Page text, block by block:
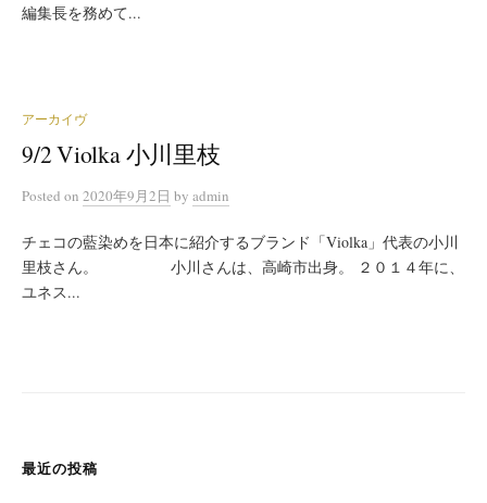
編集長を務めて...
アーカイヴ
9/2 Violka 小川里枝
Posted on 2020年9月2日 by admin
チェコの藍染めを日本に紹介するブランド「Violka」代表の小川
里枝さん。 小川さんは、高崎市出身。 ２０１４年に、
ユネス...
最近の投稿